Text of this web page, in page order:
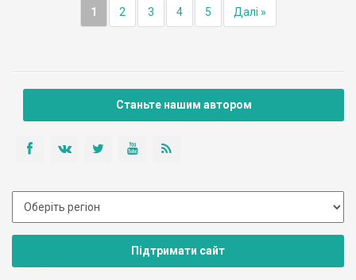
1 2 3 4 5 Далі »
Станьте нашим автором
Підтримати сайт